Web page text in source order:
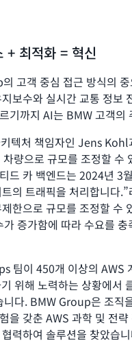
+ 최적화 = 혁신
고객 중심 접근 방식의
보수와 실시간 교통 정보
기까지 AI는 BMW 고객의
텍처 책임자인 Jens Kohl
량으로 규모를 조정할 수
드 카 백엔드는 2024년 3
의 트래픽을 처리합니다
한으로 규모를 조정할 수
증가함에 따라 수요를
팀이 450개 이상의 AWS
위해 노력하는 상황에서
다. BMW Group은 조직
을 갖춘 AWS 과학 및 전
력하여 솔루션을 찾았습